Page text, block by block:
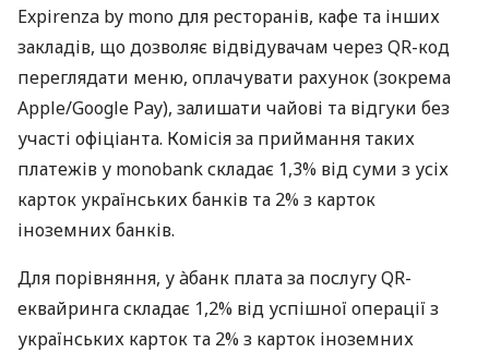
Expirenza by mono для ресторанів, кафе та інших
закладів, що дозволяє відвідувачам через QR-код
переглядати меню, оплачувати рахунок (зокрема
Apple/Google Pay), залишати чайові та відгуки без
участі офіціанта. Комісія за приймання таких
платежів у monobank складає 1,3% від суми з усіх
карток українських банків та 2% з карток
іноземних банків.
Для порівняння, у àбанк плата за послугу QR-
еквайринга складає 1,2% від успішної операції з
українських карток та 2% з карток іноземних